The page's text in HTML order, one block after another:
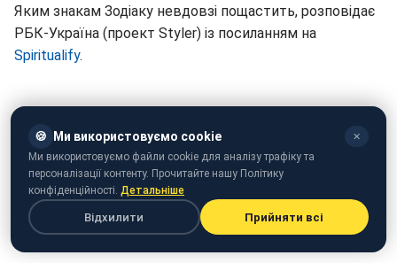
Яким знакам Зодіаку невдовзі пощастить, розповідає
РБК-Україна (проект Styler) із посиланням на
Spiritualify.
🍪 Ми використовуємо cookie ✕
Ми використовуємо файли cookie для аналізу трафіку та
персоналізації контенту. Прочитайте нашу Політику
конфіденційності. Детальніше
Відхилити Прийняти всі